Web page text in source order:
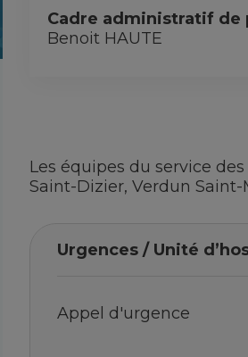
Cadre administratif de
Benoit HAUTE
Les équipes du service
Saint-Dizier, Verdun
Urgences / Unité
Appel d'urgence